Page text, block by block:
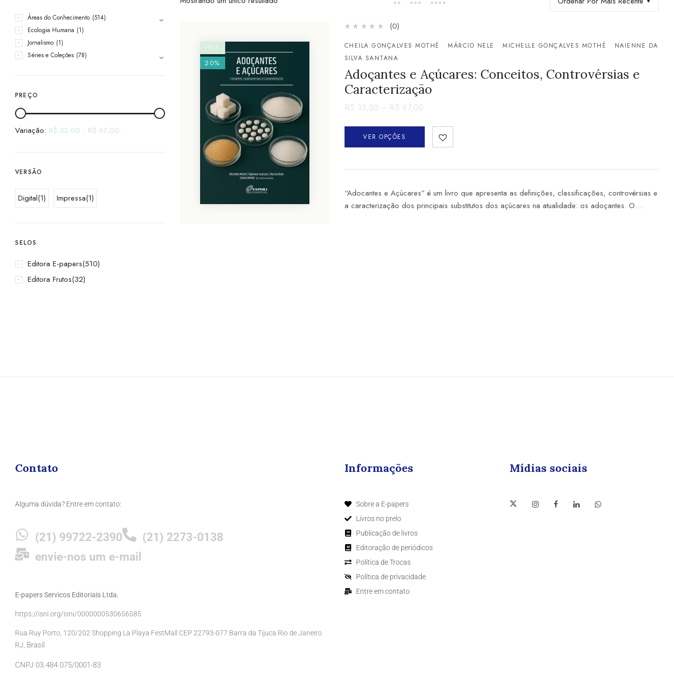
Áreas do Conhecimento (514)
Ecologia Humana (1)
Jornalismo (1)
Séries e Coleções (78)
PREÇO
Variação: R$ 33,00 - R$ 67,00
VERSÃO
Digital(1) Impressa(1)
SELOS
Editora E-papers(510)
Editora Frutos(32)
HOT
20%
(0)
CHEILA GONÇALVES MOTHÉ MÁRCIO NELE MICHELLE GONÇALVES MOTHÉ
NAIENNE DA
SILVA SANTANA
Adoçantes e Açúcares: Conceitos, Controvérsias e
Caracterização
R$ 33,50 – R$ 67,00
VER OPÇÕES
“Adocantes e Açúcares” é um livro que apresenta as definições, classificações, controvérsias e
a caracterização dos principais substitutos dos açúcares na atualidade: os adoçantes. O…
Contato
Alguma dúvida? Entre em contato:
(21) 99722-2390
(21) 2273-0138
envie-nos um e-mail
E-papers Servicos Editoriais Ltda.
https://isni.org/isni/0000000530656585
Rua Ruy Porto, 120/202 Shopping La Playa FestMall CEP 22793-077 Barra da Tijuca Rio de Janeiro
RJ, Brasil
CNPJ 03.484.075/0001-83
Informações
Sobre a E-papers
Livros no prelo
Publicação de livros
Editoração de periódicos
Política de Trocas
Política de privacidade
Entre em contato
Mídias sociais